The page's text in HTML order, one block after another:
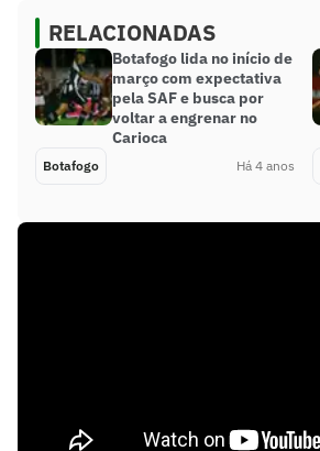
RELACIONADAS
Botafogo lida no início de
março com expectativa
pela SAF e busca por
voltar a engrenar no
Carioca
Botafogo Há 4 anos